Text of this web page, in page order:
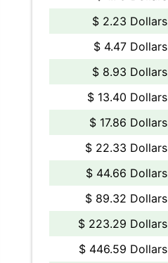
$ 2.23 Dollars
$ 4.47 Dollars
$ 8.93 Dollars
$ 13.40 Dollars
$ 17.86 Dollars
$ 22.33 Dollars
$ 44.66 Dollars
$ 89.32 Dollars
$ 223.29 Dollars
$ 446.59 Dollars